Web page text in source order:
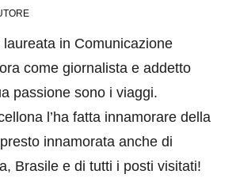
in Comunicazione
come giornalista e addetto
passione sono i viaggi.
l’ha fatta innamorare della
innamorata anche di
Brasile e di tutti i posti visitati!